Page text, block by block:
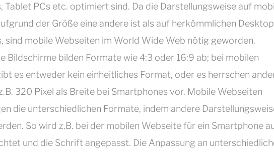
Tablet PCs etc. optimiert sind. Da die Darstellungsweise auf
der Größe eine andere ist als auf herkömmlichen
sind mobile Webseiten im World Wide Web nötig geworden.
Bildschirme bilden Formate wie 4:3 oder 16:9 ab; bei mobilen
es entweder kein einheitliches Format, oder es herrschen
320 Pixel als Breite bei Smartphones vor. Mobile Webseiten
die unterschiedlichen Formate, indem andere
So wird z.B. bei der mobilen Webseite für ein Smartphone
und die Schrift angepasst. Die Anpassung an